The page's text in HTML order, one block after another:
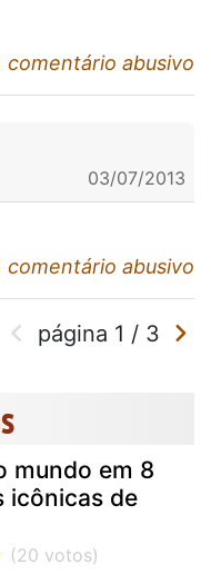
comentário abusivo
03/07/2013
comentário abusivo
página 1 / 3
mundo em 8
icônicas de